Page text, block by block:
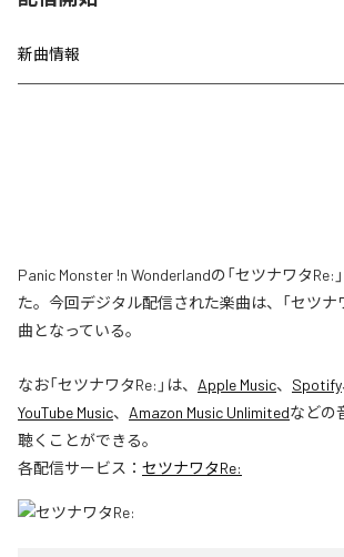
新曲情報
Panic Monster !n Wonderlandの「セツナワタRe:
た。今回デジタル配信された楽曲は、「セツナ
曲となっている。
なお「セツナワタRe: 」は、 Apple Music、 Spotify
YouTube Music、 Amazon Music Unlimitedなどの
聴くことができる。
各配信サービス： セツナワタRe: